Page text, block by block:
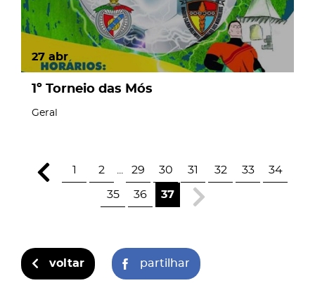
27 abr
1º Torneio das Mós
Geral
1 2 29 30 31 32 33 34
35 36 37
voltar partilhar